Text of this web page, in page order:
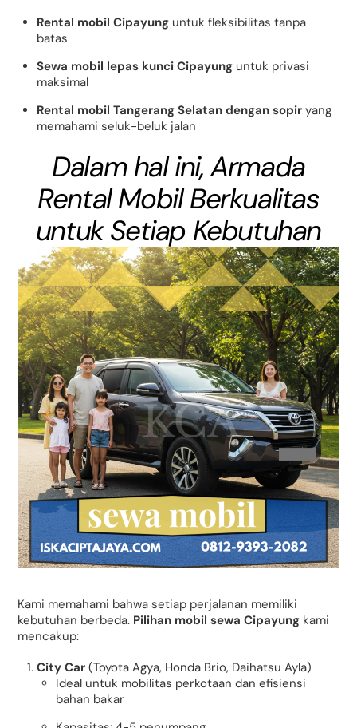
Rental mobil Cipayung untuk fleksibilitas tanpa
batas
Sewa mobil lepas kunci Cipayung untuk privasi
maksimal
Rental mobil Tangerang Selatan dengan sopir yang
memahami seluk-beluk jalan
Dalam hal ini, Armada
Rental Mobil Berkualitas
untuk Setiap Kebutuhan
Kami memahami bahwa setiap perjalanan memiliki
kebutuhan berbeda. Pilihan mobil sewa Cipayung kami
mencakup:
City Car (Toyota Agya, Honda Brio, Daihatsu Ayla)
Ideal untuk mobilitas perkotaan dan efisiensi
bahan bakar